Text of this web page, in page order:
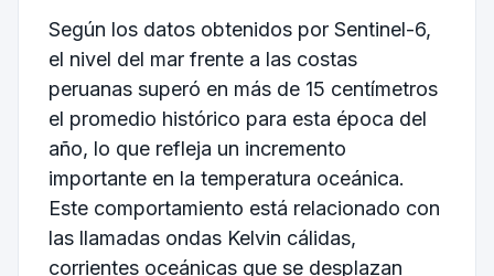
Según los datos obtenidos por Sentinel-6,
el nivel del mar frente a las costas
peruanas superó en más de 15 centímetros
el promedio histórico para esta época del
año, lo que refleja un incremento
importante en la temperatura oceánica.
Este comportamiento está relacionado con
las llamadas ondas Kelvin cálidas,
corrientes oceánicas que se desplazan